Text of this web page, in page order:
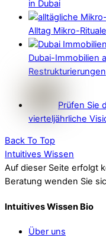
in Dubai
Alltag Mikro-
Dubai-Immobilien
Restrukturierungen
Prüfen Sie
vierteljährliche
Back To Top
Intuitives Wissen
Auf dieser Seite erfolgt
Beratung wenden Sie
Intuitives Wissen Bio
Über uns